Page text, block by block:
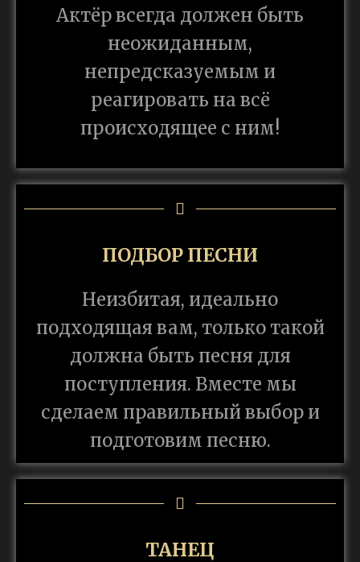
Актёр всегда должен быть
неожиданным,
непредсказуемым и
реагировать на всё
происходящее с ним!
ПОДБОР ПЕСНИ
Неизбитая, идеально
подходящая вам, только такой
должна быть песня для
поступления. Вместе мы
сделаем правильный выбор и
подготовим песню.
ТАНЕЦ